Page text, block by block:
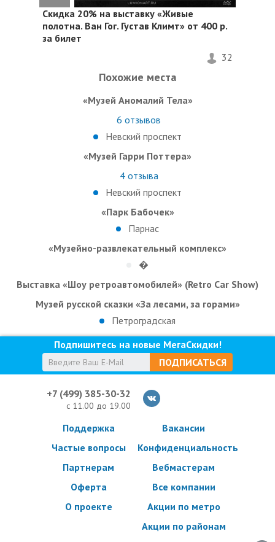
Скидка 20% на выставку «Живые
полотна. Ван Гог. Густав Климт» от 400 р.
за билет
32
Похожие места
«Музей Аномалий Тела»
6 отзывов
Невский проспект
«Музей Гарри Поттера»
4отзыва
Невский проспект
«Парк Бабочек»
Парнас
«Музейно-развлекательный комплекс»
�
Выставка «Шоу ретроавтомобилей» (Retro Car Show)
Музей русской сказки «За лесами, за горами»
Петроградская
Подпишитесь на новые МегаСкидки!
ПОДПИСАТЬСЯ
+7 (499) 385-30-32
с 11.00 до 19.00
Поддержка
Частые вопросы
Партнерам
Оферта
О проекте
Вакансии
Конфиденциальность
Вебмастерам
Все компании
Акции по метро
Акции по районам